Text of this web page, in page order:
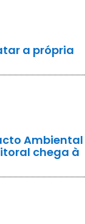
a própria
Ambiental
chega à